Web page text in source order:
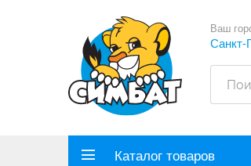
Ваш
Санкт-
Каталог товаров